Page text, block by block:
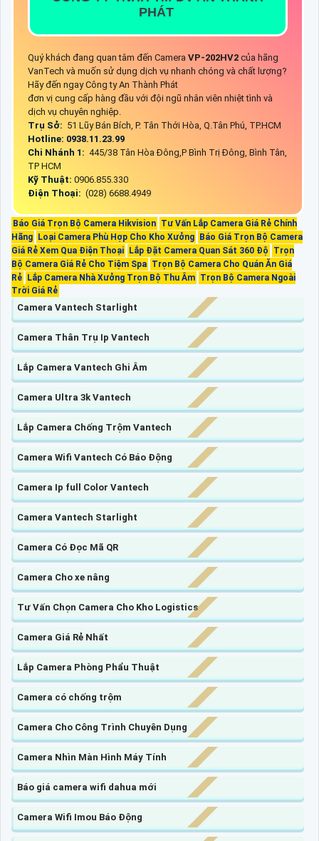
PHÁT
Quý khách đang quan tâm đến Camera VP-202HV2 của hãng
VanTech và muốn sử dụng dịch vụ nhanh chóng và chất lượng?
Hãy đến ngay Công ty An Thành Phát
đơn vị cung cấp hàng đầu với đội ngũ nhân viên nhiệt tình và
dịch vụ chuyên nghiệp.
Trụ Sở: 51 Lũy Bán Bích, P. Tân Thới Hòa, Q.Tân Phú, TP.HCM
Hotline: 0938.11.23.99
Chi Nhánh 1: 445/38 Tân Hòa Đông,P Bình Trị Đông, Bình Tân,
TP HCM
Kỹ Thuật: 0906.855.330
Điện Thoại: (028) 6688.4949
Báo Giá Trọn Bộ Camera Hikvision Tư Vấn Lắp Camera Giá Rẻ Chính
Hãng
Loại Camera Phù Hợp Cho Kho Xưởng
Báo Giá Trọn Bộ Camera
Giá Rẻ Xem Qua Điện Thoại
Lắp Đặt Camera Quan Sát 360 Độ
Trọn
Bộ Camera Giá Rẻ Cho Tiệm Spa Trọn Bộ Camera Cho Quán Ăn Giá
Rẻ
Lắp Camera Nhà Xưởng Trọn Bộ Thu Âm Trọn Bộ Camera Ngoài
Trời Giá Rẻ
Camera Vantech Starlight
Camera Thân Trụ Ip Vantech
Lắp Camera Vantech Ghi Âm
Camera Ultra 3k Vantech
Lắp Camera Chống Trộm Vantech
Camera Wifi Vantech Có Báo Động
Camera Ip full Color Vantech
Camera Vantech Starlight
Camera Có Đọc Mã QR
Camera Cho xe nâng
Tư Vấn Chọn Camera Cho Kho Logistics
Camera Giá Rẻ Nhất
Lắp Camera Phòng Phẩu Thuật
Camera có chống trộm
Camera Cho Công Trình Chuyên Dụng
Camera Nhìn Màn Hình Máy Tính
Báo giá camera wifi dahua mới
Camera Wifi Imou Báo Động